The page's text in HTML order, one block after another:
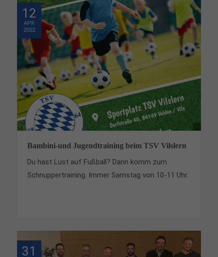
+44 1234 567 890
Drop us a line
info@yourdomain.com
About us
Lorem ipsum dolor sit amet, consectetuer
adipiscing elit.
Aenean commodo ligula eget dolor. Aenean massa.
Cum sociis natoque penatibus et magnis dis
parturient montes, nascetur ridiculus mus. Donec
quam felis, ultricies nec.
12
APR
2022
Bambini-und Jugendtraining beim TSV Vilslern
Du hast Lust auf Fußball? Dann komm zum
Schnuppertraining. Immer Samstag von 10-11 Uhr.
31